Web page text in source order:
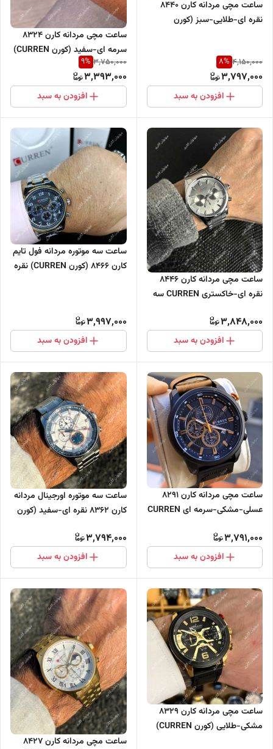
ساعت مچی مردانه کارن 8440
نقره ای-طلایی-سبز (کورن
4,150,000
8%
3,797,000
افزودن به سبد
ساعت مچی مردانه کارن 8324
سرمه ای-سفید (کورن CURREN)
سه موتور فعال
3,750,000
9%
3,393,000
افزودن به سبد
ساعت مچی مردانه کارن 8446
نقره ای-خاکستری CURREN سه
3,848,000
افزودن به سبد
ساعت سه موتوره مردانه فول تایم
کارن 8466 (کورن CURREN) نقره
3,997,000
افزودن به سبد
ساعت مچی مردانه کارن 8291
عسلی-مشکی-سرمه ای CURREN
3,791,000
افزودن به سبد
ساعت سه موتوره اورجینال مردانه
کارن 8362 نقره ای-سفید (کورن
3,794,000
افزودن به سبد
ساعت مچی مردانه کارن 8329
مشکی-طلایی (کورن CURREN)
ساعت مچی مردانه کارن 8427